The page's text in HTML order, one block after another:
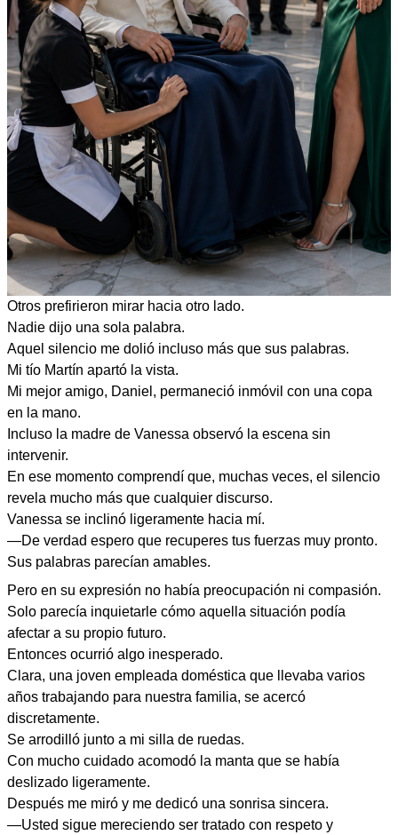
Otros prefirieron mirar hacia otro lado.
Nadie dijo una sola palabra.
Aquel silencio me dolió incluso más que sus palabras.
Mi tío Martín apartó la vista.
Mi mejor amigo, Daniel, permaneció inmóvil con una copa
en la mano.
Incluso la madre de Vanessa observó la escena sin
intervenir.
En ese momento comprendí que, muchas veces, el silencio
revela mucho más que cualquier discurso.
Vanessa se inclinó ligeramente hacia mí.
—De verdad espero que recuperes tus fuerzas muy pronto.
Sus palabras parecían amables.
Pero en su expresión no había preocupación ni compasión.
Solo parecía inquietarle cómo aquella situación podía
afectar a su propio futuro.
Entonces ocurrió algo inesperado.
Clara, una joven empleada doméstica que llevaba varios
años trabajando para nuestra familia, se acercó
discretamente.
Se arrodilló junto a mi silla de ruedas.
Con mucho cuidado acomodó la manta que se había
deslizado ligeramente.
Después me miró y me dedicó una sonrisa sincera.
—Usted sigue mereciendo ser tratado con respeto y